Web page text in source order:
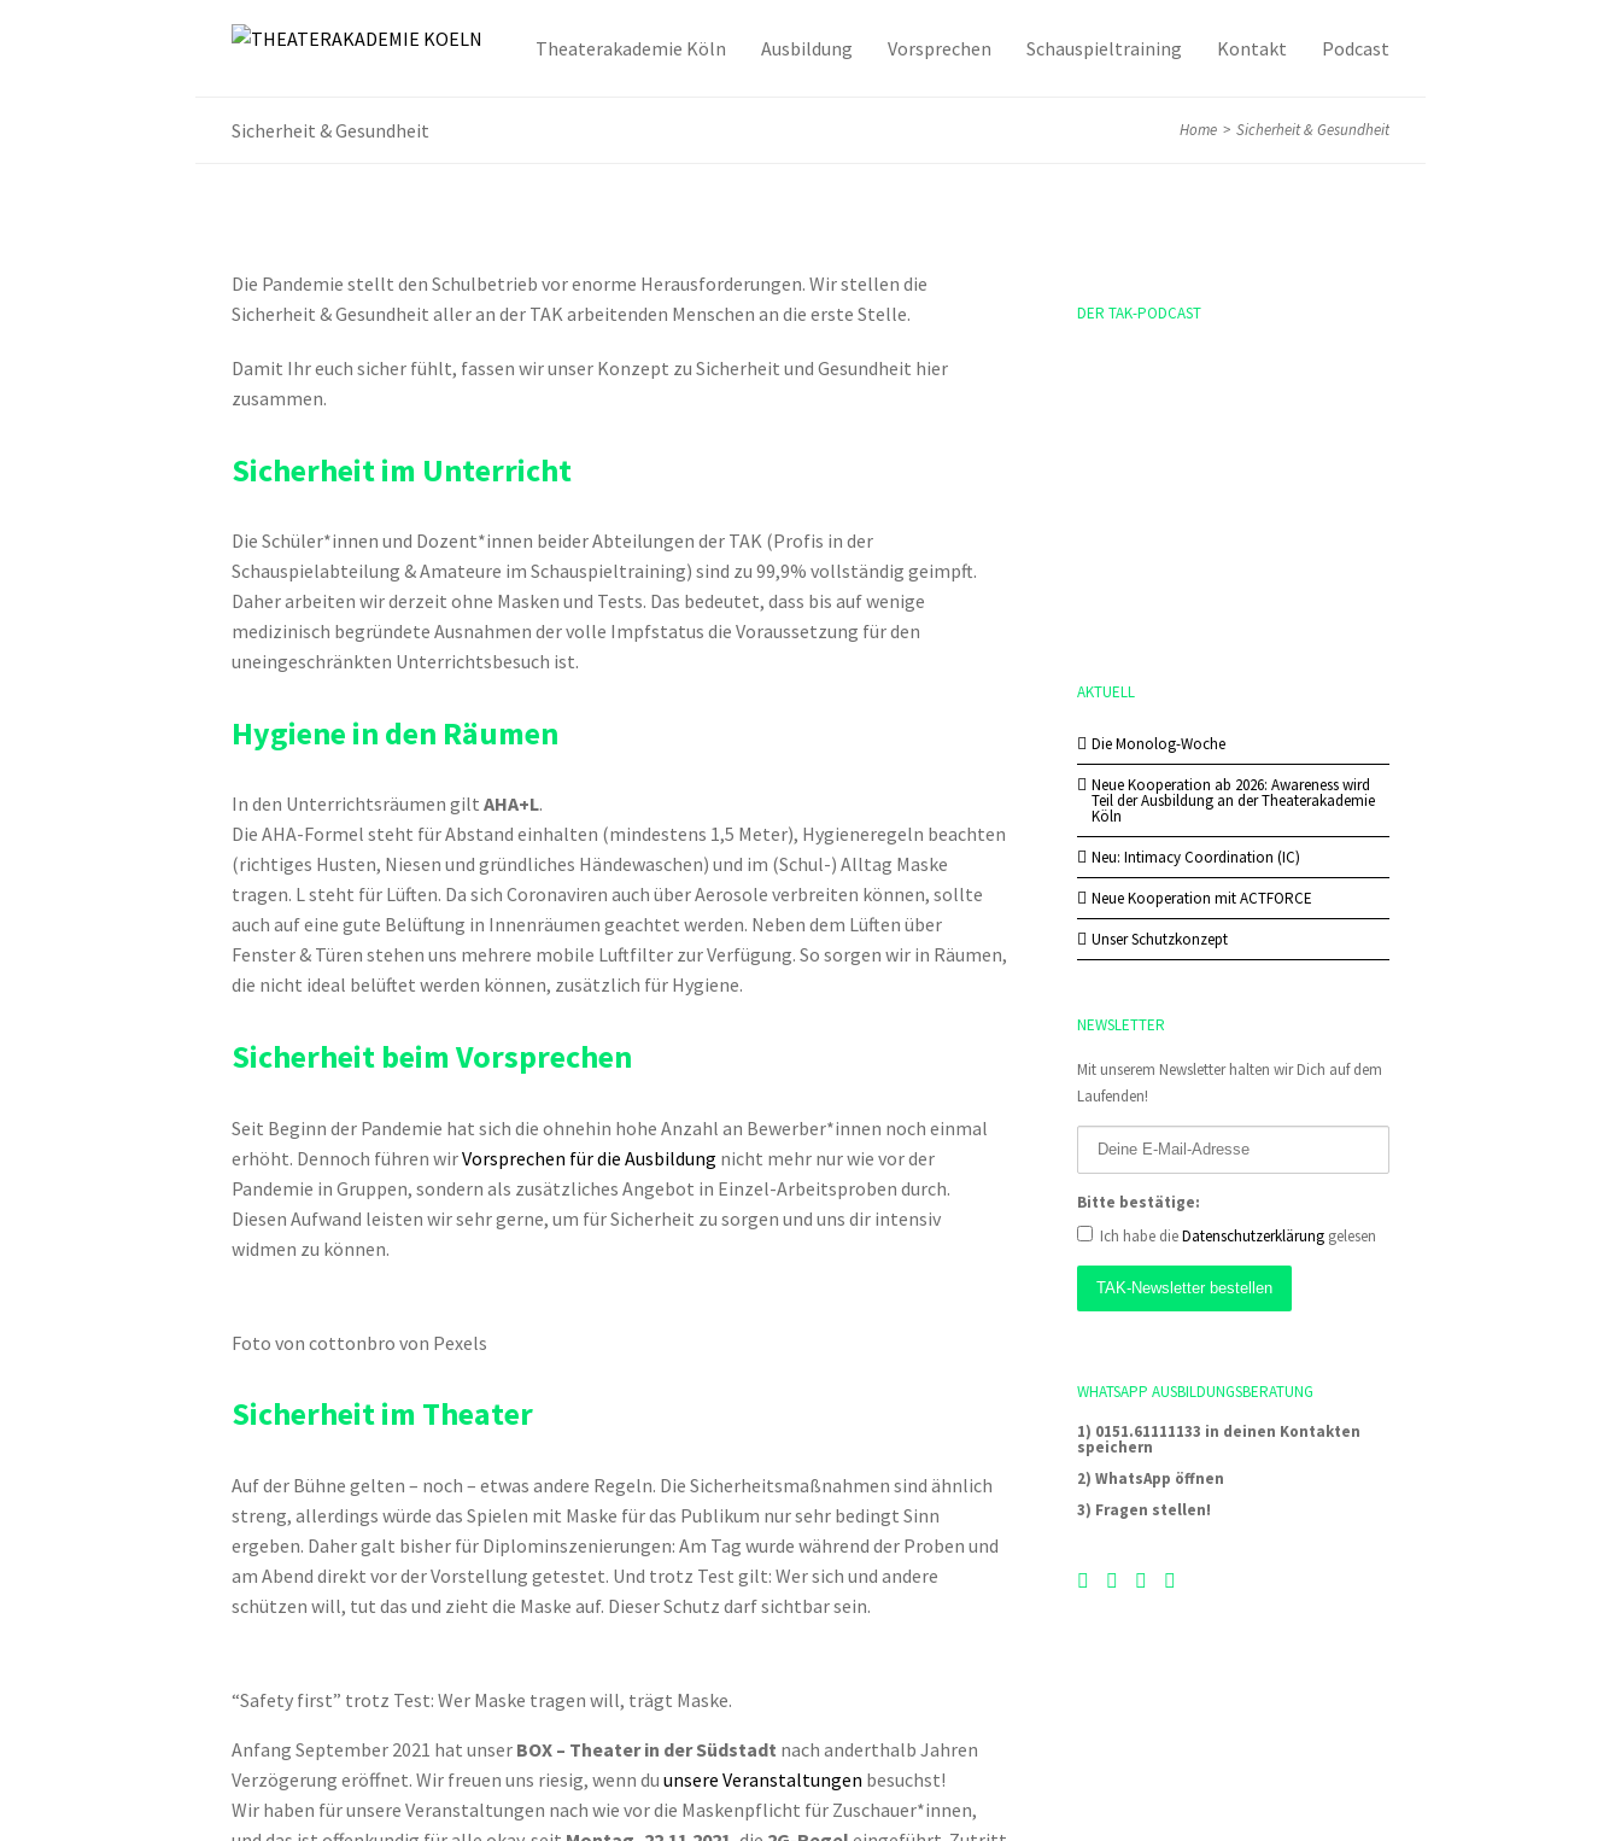
Theaterakademie Köln Ausbildung Vorsprechen Schauspieltraining Kontakt Podcast
Sicherheit & Gesundheit Home > Sicherheit & Gesundheit
Die Pandemie stellt den Schulbetrieb vor enorme Herausforderungen. Wir stellen die
Sicherheit & Gesundheit aller an der TAK arbeitenden Menschen an die erste Stelle.
Damit Ihr euch sicher fühlt, fassen wir unser Konzept zu Sicherheit und Gesundheit hier
zusammen.
Sicherheit im Unterricht
Die Schüler*innen und Dozent*innen beider Abteilungen der TAK (Profis in der
Schauspielabteilung & Amateure im Schauspieltraining) sind zu 99,9% vollständig geimpft.
Daher arbeiten wir derzeit ohne Masken und Tests. Das bedeutet, dass bis auf wenige
medizinisch begründete Ausnahmen der volle Impfstatus die Voraussetzung für den
uneingeschränkten Unterrichtsbesuch ist.
Hygiene in den Räumen
In den Unterrichtsräumen gilt AHA+L.
Die AHA-Formel steht für Abstand einhalten (mindestens 1,5 Meter), Hygieneregeln beachten
(richtiges Husten, Niesen und gründliches Händewaschen) und im (Schul-) Alltag Maske
tragen. L steht für Lüften. Da sich Coronaviren auch über Aerosole verbreiten können, sollte
auch auf eine gute Belüftung in Innenräumen geachtet werden. Neben dem Lüften über
Fenster & Türen stehen uns mehrere mobile Luftfilter zur Verfügung. So sorgen wir in Räumen,
die nicht ideal belüftet werden können, zusätzlich für Hygiene.
Sicherheit beim Vorsprechen
Seit Beginn der Pandemie hat sich die ohnehin hohe Anzahl an Bewerber*innen noch einmal
erhöht. Dennoch führen wirVorsprechen für die Ausbildung nicht mehr nur wie vor der
Pandemie in Gruppen, sondern als zusätzliches Angebot in Einzel-Arbeitsproben durch.
Diesen Aufwand leisten wir sehr gerne, um für Sicherheit zu sorgen und uns dir intensiv
widmen zu können.
Foto von cottonbro von Pexels
Sicherheit im Theater
Auf der Bühne gelten – noch – etwas andere Regeln. Die Sicherheitsmaßnahmen sind ähnlich
streng, allerdings würde das Spielen mit Maske für das Publikum nur sehr bedingt Sinn
ergeben. Daher galt bisher für Diplominszenierungen: Am Tag wurde während der Proben und
am Abend direkt vor der Vorstellung getestet. Und trotz Test gilt: Wer sich und andere
schützen will, tut das und zieht die Maske auf. Dieser Schutz darf sichtbar sein.
“Safety first” trotz Test: Wer Maske tragen will, trägt Maske.
Anfang September 2021 hat unser BOX – Theater in der Südstadt nach anderthalb Jahren
Verzögerung eröffnet. Wir freuen uns riesig, wenn du unsere Veranstaltungen besuchst!
Wir haben für unsere Veranstaltungen nach wie vor die Maskenpflicht für Zuschauer*innen,
DER TAK-PODCAST
AKTUELL
Die Monolog-Woche
Neue Kooperation ab 2026: Awareness wird
Teil der Ausbildung an der Theaterakademie
Köln
Neu: Intimacy Coordination (IC)
Neue Kooperation mit ACTFORCE
Unser Schutzkonzept
NEWSLETTER
Mit unserem Newsletter halten wir Dich auf dem
Laufenden!
Bitte bestätige:
Ich habe dieDatenschutzerklärunggelesen
WHATSAPP AUSBILDUNGSBERATUNG
1) 0151.61111133 in deinen Kontakten
speichern
2) WhatsApp öffnen
3) Fragen stellen!